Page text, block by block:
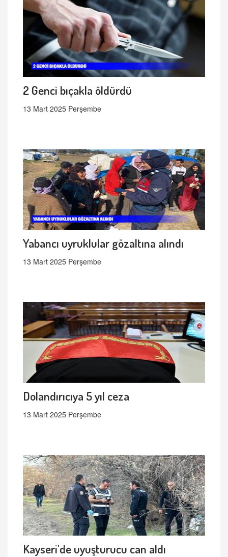
2 Genci bıçakla öldürdü
13 Mart 2025 Perşembe
Yabancı uyruklular gözaltına alındı
13 Mart 2025 Perşembe
Dolandırıcıya 5 yıl ceza
13 Mart 2025 Perşembe
Kayseri'de uyuşturucu can aldı